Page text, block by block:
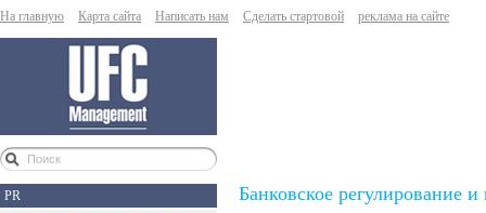
На главную Карта сайта Написать нам Сделать стартовой реклама на сайте
PR
Банковское регулирование и